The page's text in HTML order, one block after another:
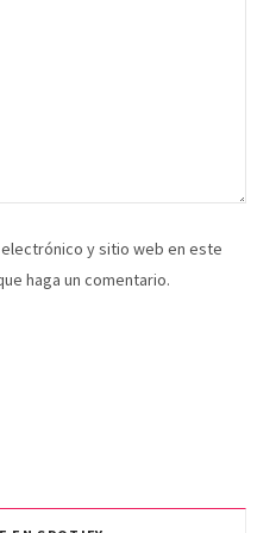
y sitio web en este
haga un comentario.